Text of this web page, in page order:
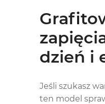
dzień i
Jeśli szukasz
ten model